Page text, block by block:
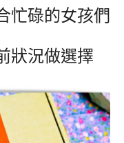
忙碌的女孩們
狀況做選擇